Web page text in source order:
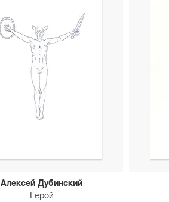
Алексей Дубинский
Герой